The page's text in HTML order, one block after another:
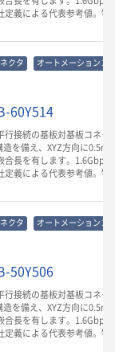
義による代表参考値。特
クタ オートメーションコ
60Y514
行接続の基板対基板コネク
を備え、XYZ方向に
合長を有します。
義による代表参考値。特
クタ オートメーションコ
50Y506
行接続の基板対基板コネク
を備え、XYZ方向に
合長を有します。
義による代表参考値。特